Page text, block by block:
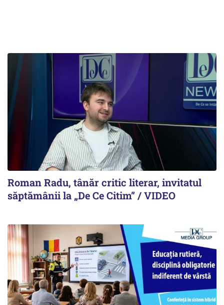
Roman Radu, tânăr critic literar, invitatul
săptămânii la „De Ce Citim” / VIDEO